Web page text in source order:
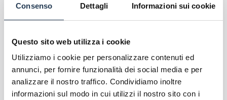
Consenso Dettagli Informazioni sui cookie
Questo sito web utilizza i cookie
Utilizziamo i cookie per personalizzare contenuti ed
annunci, per fornire funzionalità dei social media e per
analizzare il nostro traffico. Condividiamo inoltre
informazioni sul modo in cui utilizzi il nostro sito con i
Master Unipegaso di 1° Livello
Livello.
Master Pegaso di 1° livello